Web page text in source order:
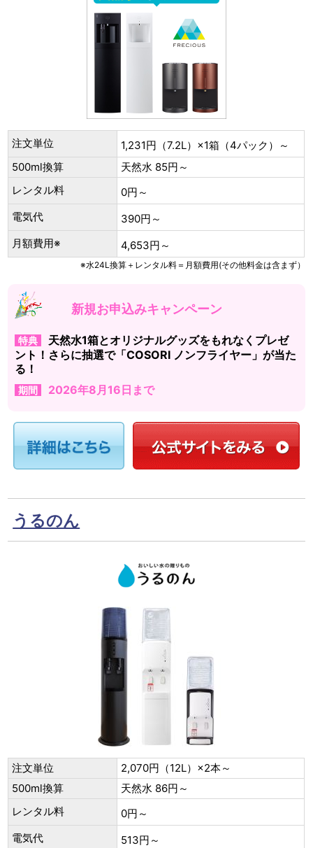
注文単位
1,231円（7.2L）×1箱（4パック）～
500ml換算
天然水 85円～
レンタル料
0円～
電気代
390円～
月額費用※
4,653円～
※水24L換算＋レンタル料＝月額費用(その他料金は含まず）
新規お申込みキャンペーン
特典
天然水1箱とオリジナルグッズをもれなくプレゼ
ント！さらに抽選で「COSORI ノンフライヤー」が当た
る！
期間 2026年8月16日まで
うるのん
注文単位
2,070円（12L）×2本～
500ml換算
天然水 86円～
レンタル料
0円～
電気代
513円～